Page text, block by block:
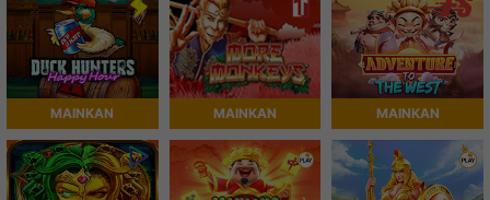
MAINKAN MAINKAN MAINKAN